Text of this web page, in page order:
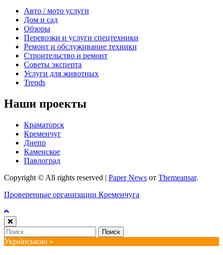
Авто / мото услуги
Дом и сад
Обзоры
Перевозки и услуги спецтехники
Ремонт и обслуживание техники
Строительство и ремонт
Советы эксперта
Услуги для животных
Trends
Наши проекты
Краматорск
Кременчуг
Днепр
Каменское
Павлоград
Copyright © All rights reserved | Paper News от Themeansar.
Проверенные организации Кременчуга
Найти:
Українською »